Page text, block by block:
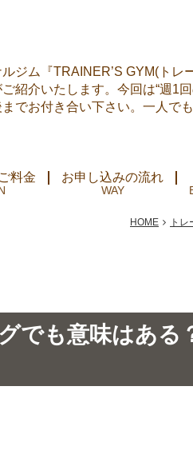
ジム『TRAINER’S GYM(ト
紹介いたします。今回は“週1
でお付き合い下さい。一人で
料金 お申し込みの流れ
HOME ト
でも意味はあ